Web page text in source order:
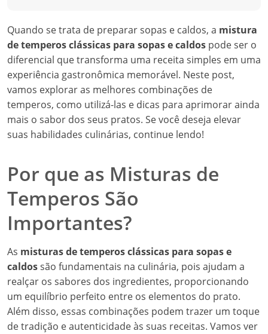
Quando se trata de preparar sopas e caldos, a mistura
de temperos clássicas para sopas e caldos pode ser o
diferencial que transforma uma receita simples em uma
experiência gastronômica memorável. Neste post,
vamos explorar as melhores combinações de
temperos, como utilizá-las e dicas para aprimorar ainda
mais o sabor dos seus pratos. Se você deseja elevar
suas habilidades culinárias, continue lendo!
Por que as Misturas de
Temperos São
Importantes?
As misturas de temperos clássicas para sopas e
caldossão fundamentais na culinária, pois ajudam a
realçar os sabores dos ingredientes, proporcionando
um equilíbrio perfeito entre os elementos do prato.
Além disso, essas combinações podem trazer um toque
de tradição e autenticidade às suas receitas. Vamos ver